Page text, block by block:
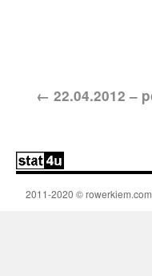
← 22.04.2012 –
2011-2020 ©